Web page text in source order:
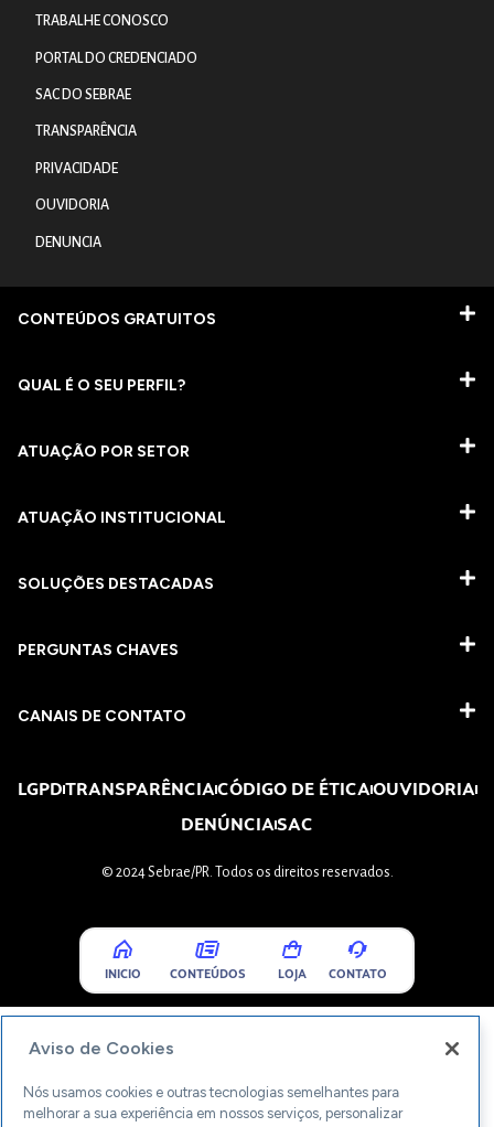
TRABALHE CONOSCO
PORTAL DO CREDENCIADO
SAC DO SEBRAE
TRANSPARÊNCIA
PRIVACIDADE
OUVIDORIA
DENUNCIA
CONTEÚDOS GRATUITOS
QUAL É O SEU PERFIL?
ATUAÇÃO POR SETOR
ATUAÇÃO INSTITUCIONAL
SOLUÇÕES DESTACADAS
PERGUNTAS CHAVES​
CANAIS DE CONTATO
LGPDTRANSPARÊNCIACÓDIGO DE ÉTICAOUVIDORIA
DENÚNCIASAC
© 2024 Sebrae/PR. Todos os direitos reservados.
INICIO CONTEÚDOS LOJA CONTATO
Aviso de Cookies
Nós usamos cookies e outras tecnologias semelhantes para
melhorar a sua experiência em nossos serviços, personalizar